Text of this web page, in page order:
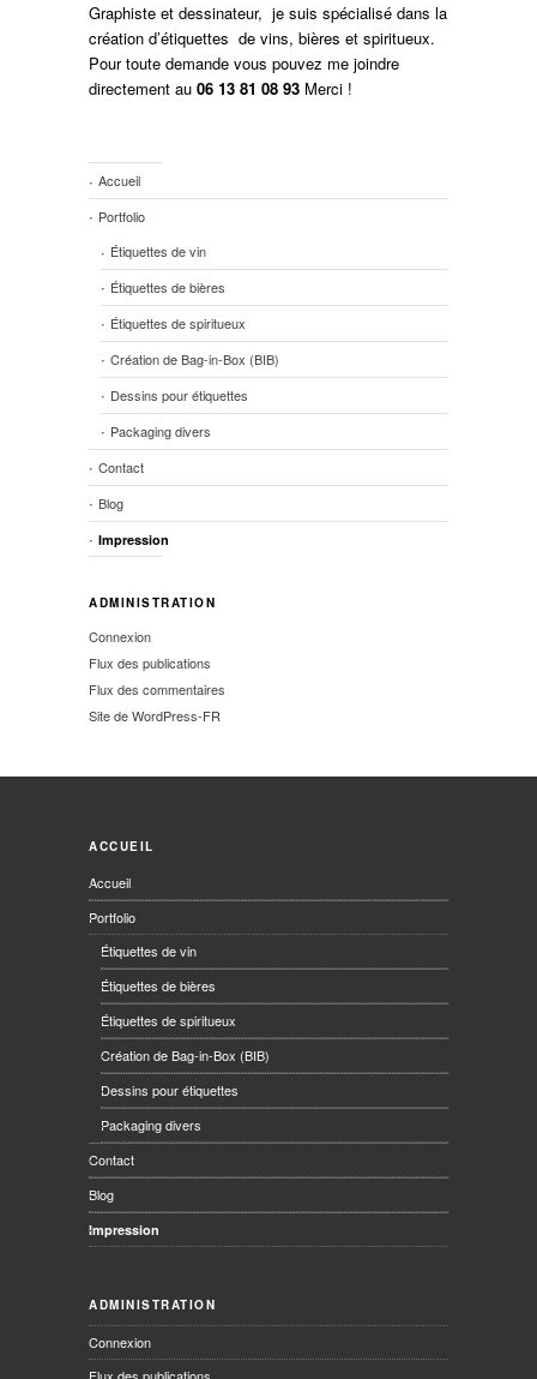
Graphiste et dessinateur, je suis spécialisé dans la
création d’étiquettes de vins, bières et spiritueux.
Pour toute demande vous pouvez me joindre
directement au 06 13 81 08 93 Merci !
Accueil
Portfolio
Étiquettes de vin
Étiquettes de bières
Étiquettes de spiritueux
Création de Bag-in-Box (BIB)
Dessins pour étiquettes
Packaging divers
Contact
Blog
Impression
ADMINISTRATION
Connexion
Flux des publications
Flux des commentaires
Site de WordPress-FR
ACCUEIL
Accueil
Portfolio
Étiquettes de vin
Étiquettes de bières
Étiquettes de spiritueux
Création de Bag-in-Box (BIB)
Dessins pour étiquettes
Packaging divers
Contact
Blog
Impression
ADMINISTRATION
Connexion